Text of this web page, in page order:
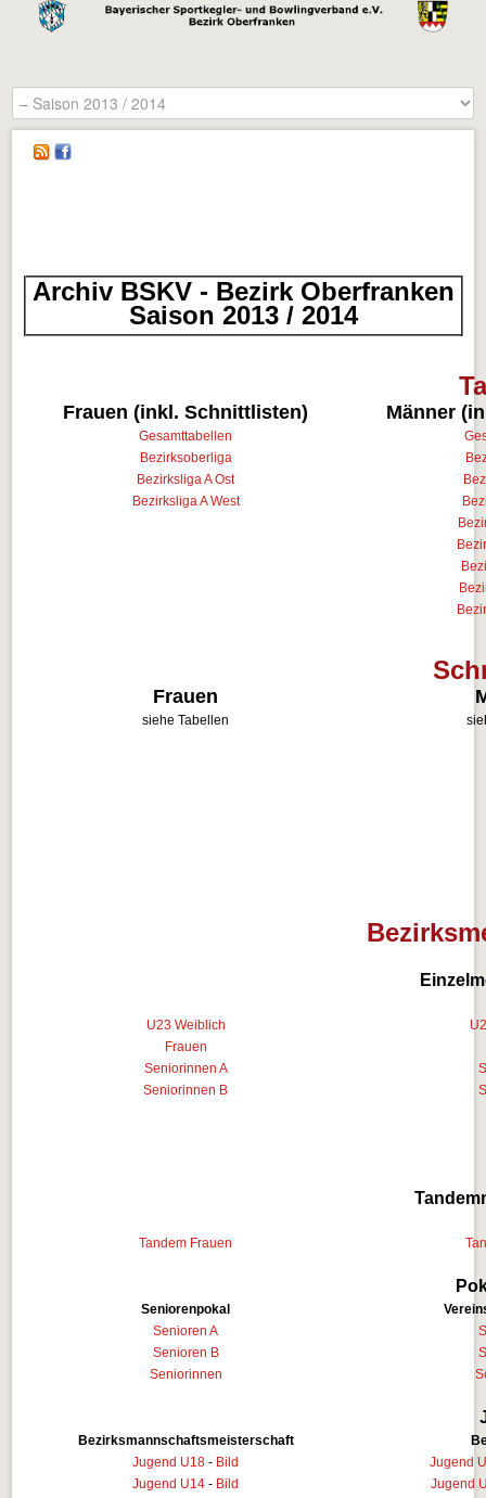
Archiv BSKV - Bezirk Oberfranken
Saison 2013 / 2014
Frauen (inkl. Schnittlisten) Männer
Gesamttabellen
Bezirksoberliga
Bezirksliga A Ost
Bezirksliga A West
Frauen
siehe Tabellen
U23 Weiblich
Frauen
Seniorinnen A
Seniorinnen B
Tandem Frauen
Seniorenpokal
Senioren A
Senioren B
Seniorinnen
Bezirksmannschaftsmeisterschaft
Jugend U18 - Bild
Jugend
Jugend U14 - Bild Jugend